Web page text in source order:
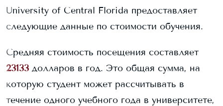
University of Central Florida предоставляет
следующие данные по стоимости обучения.
Средняя стоимость посещения составляет
23133 долларов в год. Это общая сумма, на
которую студент может рассчитывать в
течение одного учебного года в университете,